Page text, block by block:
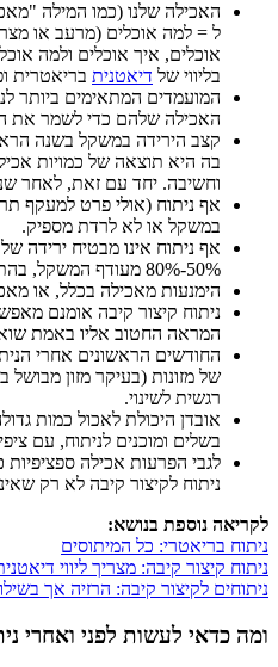
האכילה שלנו (כמו המילה
ל = למה אוכלים (מרעב או
אוכלים, איך אוכלים ולמה
בליווי של דיאטנית בריאטרית
המועמדים המתאימים ביותר
האכילה שלהם כדי לשמר את
קצב הירידה במשקל בשנה
בה היא תוצאה של כמויות
וחשיבה. יחד עם זאת, לאחר
אף ניתוח (אולי פרט למעקף
במשקל או לא לרדת מספיק.
אף ניתוח אינו מבטיח ירידה של 100% מעודף המשקל, ולכן משקל היעד בניתוחים לקיצור קיבה אינו
50%-80% מעודף המשקל, בהתאם לסוג הניתוח.
הימנעות מאכילה בכלל, או
ניתוח קיצור קיבה אומנם
המראה החטוב אליו באמת
החודשים הראשונים אחרי
של מזונות (בעיקר מזון
רגשית לשינוי.
אובדן היכולת לאכול כמות
בשלים ומוכנים לניתוח, עם
לגבי הפרעות אכילה
ניתוח לקיצור קיבה לא רק
לקריאה נוספת בנושא:
ניתוח בריאטרי: כל המיתוסים
ניתוח קיצור קיבה: מצריך ליווי
ניתוחים לקיצור קיבה: הרזיה אך
ומה כדאי לעשות לפני ואחרי